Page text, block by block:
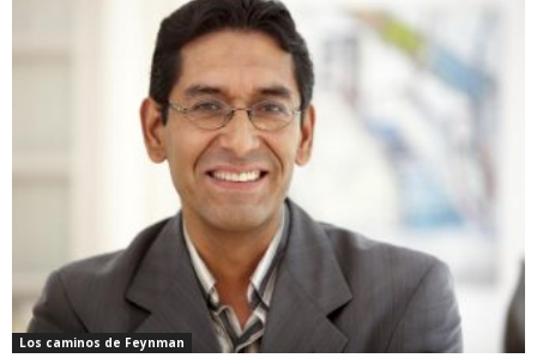
Los caminos de Feynman